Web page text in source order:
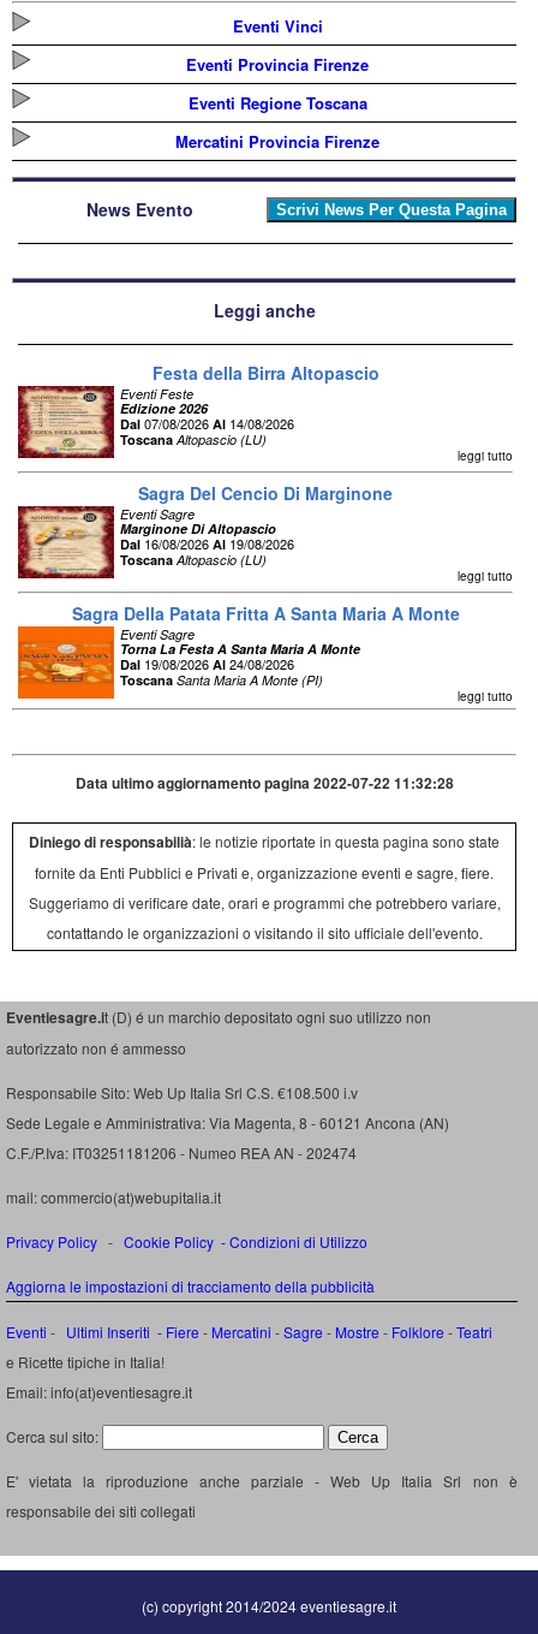
Eventi Vinci
Eventi Provincia Firenze
Eventi Regione Toscana
Mercatini Provincia Firenze
News Evento
Leggi anche
Festa della Birra Altopascio
Eventi Feste
Edizione 2026
Dal 07/08/2026 Al 14/08/2026
Toscana Altopascio (LU)
leggi tutto
Sagra Del Cencio Di Marginone
Eventi Sagre
Marginone Di Altopascio
Dal 16/08/2026 Al 19/08/2026
Toscana Altopascio (LU)
leggi tutto
Sagra Della Patata Fritta A Santa Maria A Monte
Eventi Sagre
Torna La Festa A Santa Maria A Monte
Dal 19/08/2026 Al 24/08/2026
Toscana Santa Maria A Monte (PI)
leggi tutto
Data ultimo aggiornamento pagina 2022-07-22 11:32:28
Diniego di responsabilià: le notizie riportate in questa pagina sono state
fornite da Enti Pubblici e Privati e, organizzazione eventi e sagre, fiere.
Suggeriamo di verificare date, orari e programmi che potrebbero variare,
contattando le organizzazioni o visitando il sito ufficiale dell'evento.
Eventiesagre.it (D) é un marchio depositato ogni suo utilizzo non
autorizzato non é ammesso
Responsabile Sito: Web Up Italia Srl C.S. €108.500 i.v
Sede Legale e Amministrativa: Via Magenta, 8 - 60121 Ancona (AN)
C.F./P.Iva: IT03251181206 - Numeo REA AN - 202474
mail: commercio(at)webupitalia.it
Privacy Policy - Cookie Policy -Condizioni di Utilizzo
Aggiorna le impostazioni di tracciamento della pubblicità
Eventi - Ultimi Inseriti - Fiere - Mercatini -Sagre - Mostre - Folklore -Teatri
e Ricette tipiche in Italia!
Email: info(at)eventiesagre.it
Cerca sul sito:
E' vietata la riproduzione anche parziale - Web Up Italia Srl non è
responsabile dei siti collegati
(c) copyright 2014/2024 eventiesagre.it